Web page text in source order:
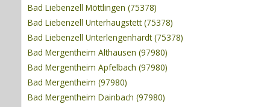
Bad Liebenzell Möttlingen (75378)
Bad Liebenzell Unterhaugstett (75378)
Bad Liebenzell Unterlengenhardt (75378)
Bad Mergentheim Althausen (97980)
Bad Mergentheim Apfelbach (97980)
Bad Mergentheim (97980)
Bad Mergentheim Dainbach (97980)